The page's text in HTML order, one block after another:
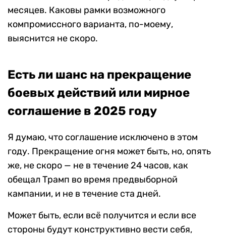
месяцев. Каковы рамки возможного
компромиссного варианта, по-моему,
выяснится не скоро.
Есть ли шанс на прекращение
боевых действий или мирное
соглашение в 2025 году
Я думаю, что соглашение исключено в этом
году. Прекращение огня может быть, но, опять
же, не скоро — не в течение 24 часов, как
обещал Трамп во время предвыборной
кампании, и не в течение ста дней.
Может быть, если всё получится и если все
стороны будут конструктивно вести себя,